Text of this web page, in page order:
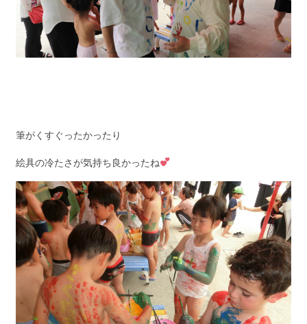
筆がくすぐったかったり
絵具の冷たさが気持ち良かったね